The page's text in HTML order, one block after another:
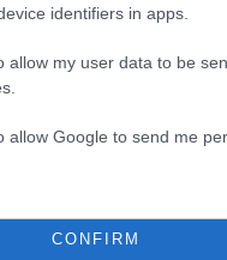
identifiers in apps.
allow my user data to be
allow Google to send me
CONFIRM
το ένα αφορά
ΕΠΑΛ